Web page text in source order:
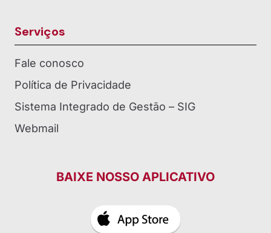
Serviços
Fale conosco
Política de Privacidade
Sistema Integrado de Gestão – SIG
Webmail
BAIXE NOSSO APLICATIVO